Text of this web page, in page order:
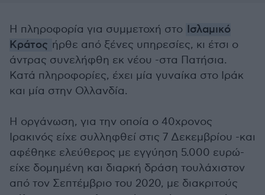
Η πληροφορία για συμμετοχή στο Ισλαμικό
Κράτος ήρθε από ξένες υπηρεσίες, κι έτσι ο
άντρας συνελήφθη εκ νέου -στα Πατήσια.
Κατά πληροφορίες, έχει μία γυναίκα στο Ιράκ
και μία στην Ολλανδία.
Η οργάνωση, για την οποία ο 40χρονος
Ιρακινός είχε συλληφθεί στις 7 Δεκεμβρίου -και
αφέθηκε ελεύθερος με εγγύηση 5.000 ευρώ-
είχε δομημένη και διαρκή δράση τουλάχιστον
από τον Σεπτέμβριο του 2020, με διακριτούς